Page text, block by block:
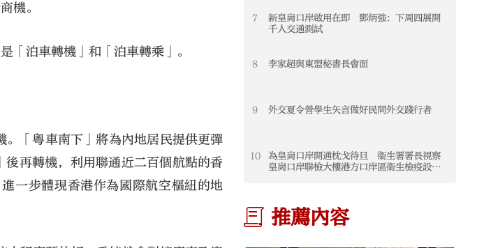
機。
「泊車轉機」和「泊車轉乘」。
「粵車南下」將為內地居民提供更彈
再轉機，利用聯通近二百個航點的香
一步體現香港作為國際航空樞紐的地
7
新皇崗口岸啟用在即 鄧炳強：下周四展開
千人交通測試
8 李家超與東盟秘書長會面
9 外交夏令營學生矢言做好民間外交踐行者
10
為皇崗口岸開通枕戈待旦 衞生署署長視察
皇崗口岸聯檢大樓港方口岸區衞生檢疫設施
推薦內容